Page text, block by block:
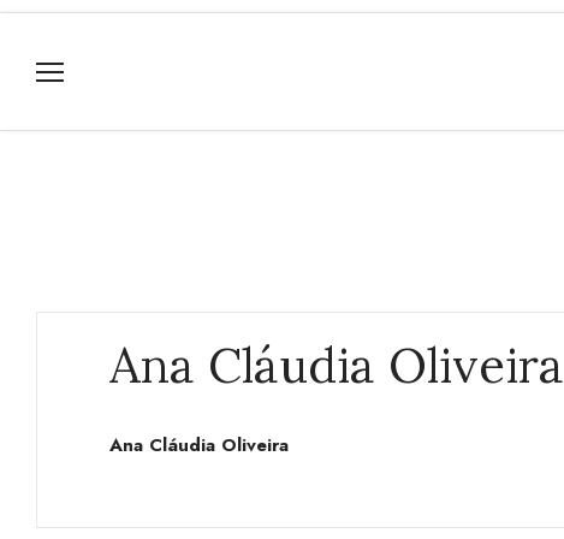
Ana Cláudia Oliveira
Ana Cláudia Oliveira